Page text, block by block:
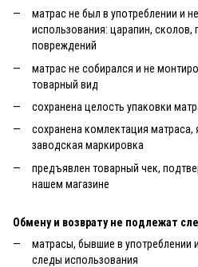
матрас не был в употреблении и
использования: царапин, сколов,
повреждений
матрас не собирался и не
товарный вид
сохранена целость упаковки
сохранена комлектация матраса,
заводская маркировка
предъявлен товарный чек,
нашем магазине
Обмену и возврату не подлежат
матрасы, бывшие в
следы использования